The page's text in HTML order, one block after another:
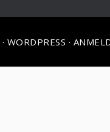
· WORDPRESS ·